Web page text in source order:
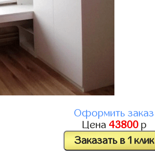
Оформить заказ
Цена 43800р
Заказать в 1 клик